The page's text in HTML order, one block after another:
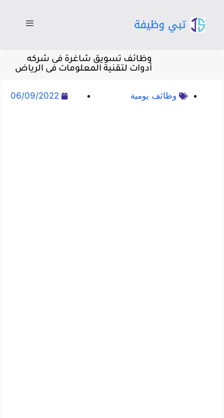
وظائف تسويق شاغرة فى شركه
أدوات لتقنية المعلومات فى الرياض
وظائف يومية 06/09/2022